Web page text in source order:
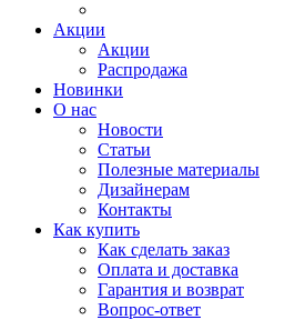
Акции
Акции
Распродажа
Новинки
О нас
Новости
Статьи
Полезные материалы
Дизайнерам
Контакты
Как купить
Как сделать заказ
Оплата и доставка
Гарантия и возврат
Вопрос-ответ